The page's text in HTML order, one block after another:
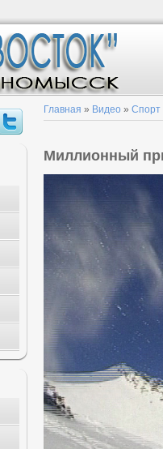
Главная » Видео » Спорт
Миллионный